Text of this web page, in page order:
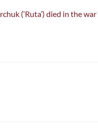
(‘Ruta’) died in the war